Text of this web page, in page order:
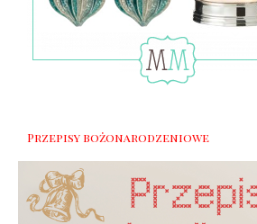
Przepisy bożonarodzeniowe